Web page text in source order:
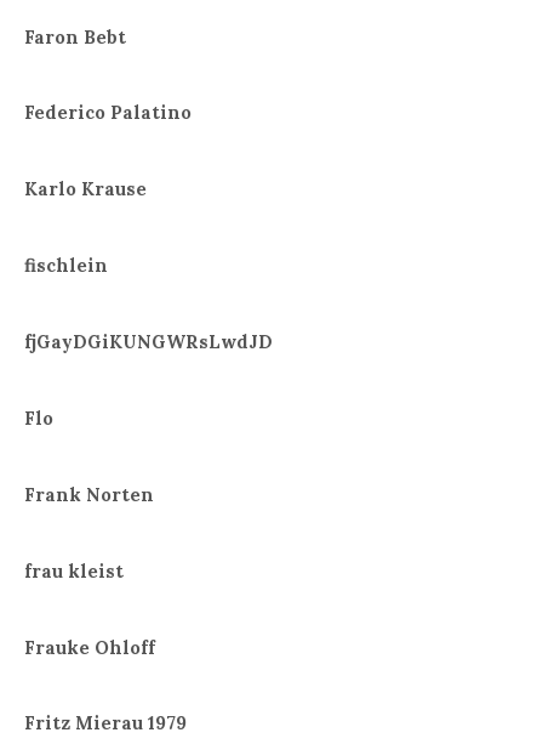
Faron Bebt
Federico Palatino
Karlo Krause
fischlein
fjGayDGiKUNGWRsLwdJD
Flo
Frank Norten
frau kleist
Frauke Ohloff
Fritz Mierau 1979